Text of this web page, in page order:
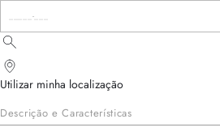
Utilizar minha localização
Descrição e Características